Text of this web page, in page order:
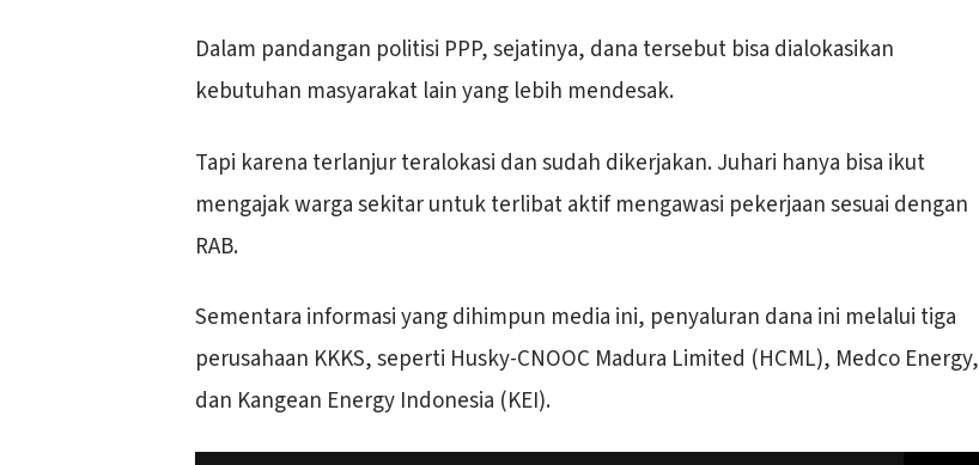
Dalam pandangan politisi PPP, sejatinya, dana tersebut bisa dialokasikan
kebutuhan masyarakat lain yang lebih mendesak.
Tapi karena terlanjur teralokasi dan sudah dikerjakan. Juhari hanya bisa ikut
mengajak warga sekitar untuk terlibat aktif mengawasi pekerjaan sesuai dengan
RAB.
Sementara informasi yang dihimpun media ini, penyaluran dana ini melalui tiga
perusahaan KKKS, seperti Husky-CNOOC Madura Limited (HCML), Medco Energy,
dan Kangean Energy Indonesia (KEI).